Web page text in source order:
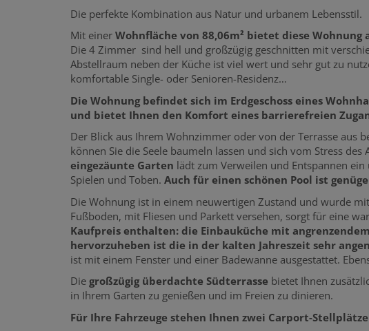
Die perfekte Kombination aus Natur und urbanem Lebensstil.
Mit einer Wohnfläche von 88,06m² bietet diese
Die 4 Zimmer sind hell und großzügig geschnitten mit
Abstellraum neben der Küche ist viel wert und sehr gut zu
komfortable Single- oder Senioren-Residenz…
Die Wohnung befindet sich im Erdgeschoss eines
und bietet Ihnen den Komfort eines barrierefreien
Der Blick aus Ihrem Wohnzimmer oder von der Terrasse aus
können Sie die Seele baumeln lassen und sich vom Stress des
eingezäunte Garten lädt zum Verweilen und Entspannen
Spielen und Toben. Auch für einen schönen Pool ist
Die Wohnung ist in einem neuwertigen Zustand und wurde
Fußboden, mit Fliesen und Parkett versehen, sorgt für eine
Kaufpreis enthalten: die Einbauküche mit
hervorzuheben ist die in der kalten Jahreszeit sehr
ist mit einem Fenster und einer Badewanne ausgestattet.
Die großzügig überdachte Südterrasse bietet Ihnen
in Ihrem Garten zu genießen und im Freien zu dinieren.
Für Ihre Fahrzeuge stehen Ihnen zwei Carport-